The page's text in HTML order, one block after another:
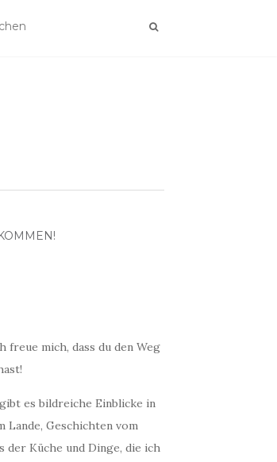
freue mich, dass du den Weg
es bildreiche Einblicke in
Lande, Geschichten vom
der Küche und Dinge, die ich